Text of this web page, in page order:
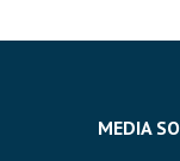
MEDIA